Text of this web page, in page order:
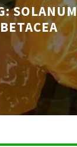
SOLANUM
BETACEA